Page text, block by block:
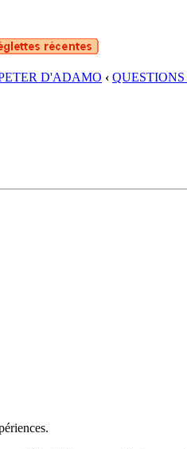
D'ADAMO ‹